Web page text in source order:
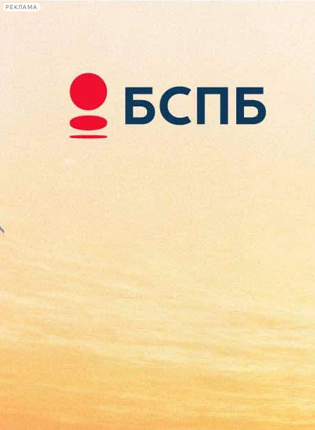
РЕКЛАМА
Сегодня:
2026.08.07
14:38
Афиша Plus
В Петербурге предложили
установить 70-метровый
памятник Хармсу
Версия для печати